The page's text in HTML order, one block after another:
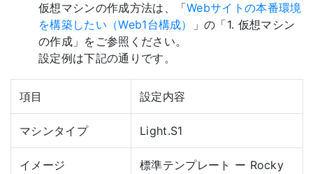
仮想マシンの作成方法は、「Webサイトの本番環境
を構築したい（Web1台構成）
」の「1. 仮想マシン
の作成」をご参照ください。
設定例は下記の通りです。
項目 設定内容
マシンタイプ Light.S1
イメージ
標準テンプレート ー Rocky